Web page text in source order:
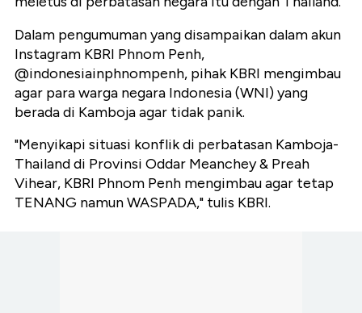
Dalam pengumuman yang disampaikan dalam akun
Instagram KBRI Phnom Penh,
@indonesiainphnompenh, pihak KBRI mengimbau
agar para warga negara Indonesia (WNI) yang
berada di Kamboja agar tidak panik.
"Menyikapi situasi konflik di perbatasan Kamboja-
Thailand di Provinsi Oddar Meanchey & Preah
Vihear, KBRI Phnom Penh mengimbau agar tetap
TENANG namun WASPADA," tulis KBRI.